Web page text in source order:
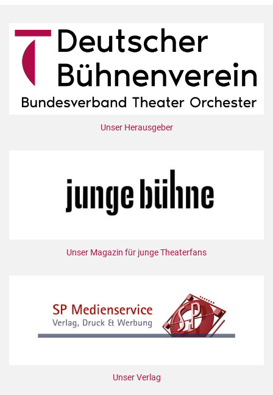
Unser Herausgeber
Unser Magazin für junge Theaterfans
Unser Verlag